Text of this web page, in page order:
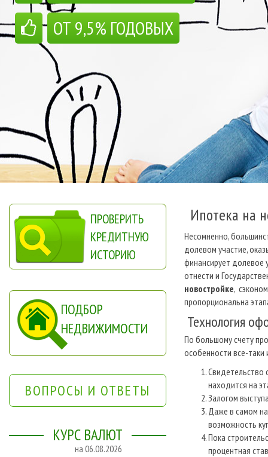
ОТ 9,5% ГОДОВЫХ
ПРОВЕРИТЬ
КРЕДИТНУЮ
ИСТОРИЮ
ПОДБОР
НЕДВИЖИМОСТИ
ВОПРОСЫ И ОТВЕТЫ
КУРС ВАЛЮТ
на 06.08.2026
Ипотека на
Несомненно,
долевом участие,
финансирует долевое
отнести и
новостройке,
пропорциональна
Технология
По большому счету
особенности все-
Свидетельство
находится на
Залогом
Даже в самом
возможность
Пока
процентная